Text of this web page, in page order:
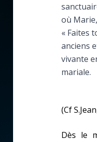
Les premiers samedis
Marie qui défait les
Mes intentions de
où
« Faites
anciens
vivante
mariale.
(Cf
Dès le